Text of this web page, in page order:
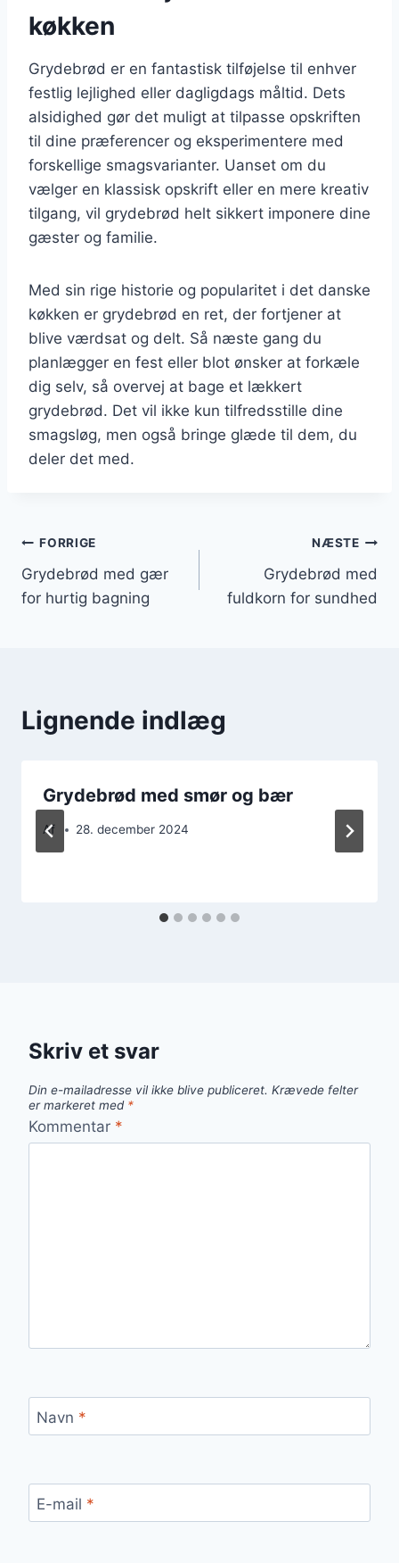
køkken
Grydebrød er en fantastisk tilføjelse til enhver
festlig lejlighed eller dagligdags måltid. Dets
alsidighed gør det muligt at tilpasse opskriften
til dine præferencer og eksperimentere med
forskellige smagsvarianter. Uanset om du
vælger en klassisk opskrift eller en mere kreativ
tilgang, vil grydebrød helt sikkert imponere dine
gæster og familie.
Med sin rige historie og popularitet i det danske
køkken er grydebrød en ret, der fortjener at
blive værdsat og delt. Så næste gang du
planlægger en fest eller blot ønsker at forkæle
dig selv, så overvej at bage et lækkert
grydebrød. Det vil ikke kun tilfredsstille dine
smagsløg, men også bringe glæde til dem, du
deler det med.
Indlægsnavigation
FORRIGE
Grydebrød med gær
for hurtig bagning
NÆSTE
Grydebrød med
fuldkorn for sundhed
Lignende indlæg
Grydebrød med smør og bær
Af 28. december 2024
Skriv et svar
Din e-mailadresse vil ikke blive publiceret. Krævede felter
er markeret med *
Kommentar *
Navn *
E-mail *